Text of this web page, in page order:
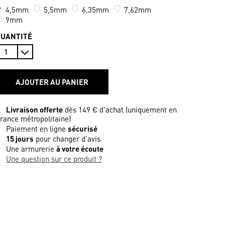
4,5mm
5,5mm 6,35mm
7,62mm
9mm
AJOUTER AU PANIER
Livraison offerte dès 149 € d’achat (uniquement en
métropolitaine)
Paiement en ligne sécurisé
15 jours pour changer d’avis
Une armurerie à votre écoute
Une question sur ce produit ?